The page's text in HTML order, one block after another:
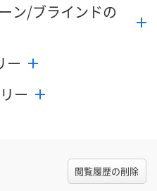
ン/ブラインドの
ー
ー
閲覧履歴の削除